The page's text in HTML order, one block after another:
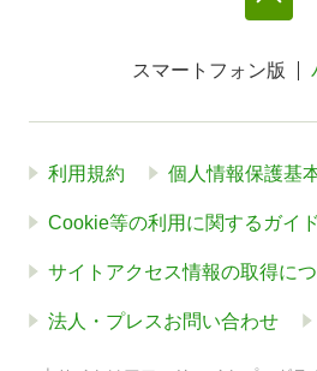
スマートフォン版
利用規約 個人情報保護基
Cookie等の利用に関するガイ
サイトアクセス情報の取得に
法人・プレスお問い合わせ